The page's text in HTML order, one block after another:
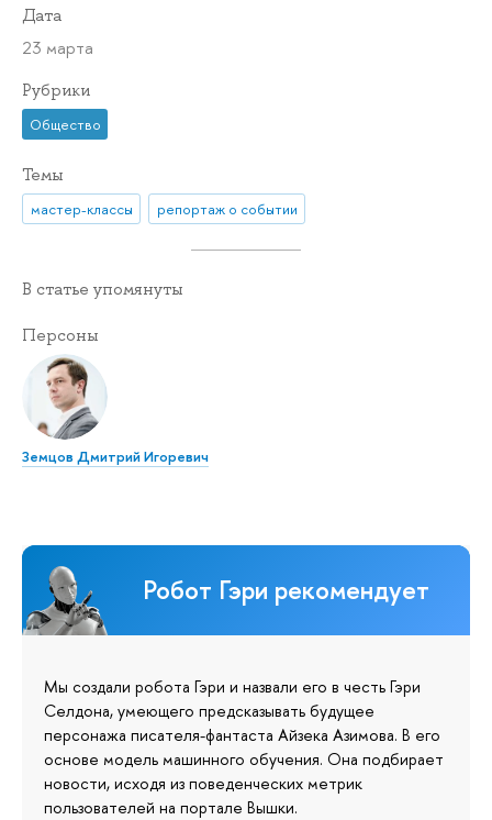
Дата
23 марта
Рубрики
Общество
Темы
мастер-классы репортаж о событии
В статье упомянуты
Персоны
Земцов Дмитрий Игоревич
Робот Гэри рекомендует
Мы создали робота Гэри и назвали его в честь Гэри
Селдона, умеющего предсказывать будущее
персонажа писателя-фантаста Айзека Азимова. В его
основе модель машинного обучения. Она подбирает
новости, исходя из поведенческих метрик
пользователей на портале Вышки.